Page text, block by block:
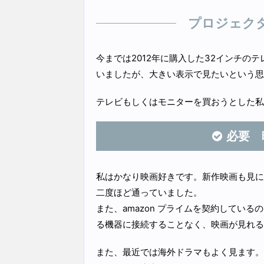
プロジェク
今までは2012年に購入した32インチの
いましたが、大きい表示で見たいという
テレビもしくはモニターを買おうとした
必要
私はかなり映画好きです。新作映画も見
二度ほど通っていました。
また、amazon プライムを契約している
る機器に接続することなく、映画が見れ
また、最近では海外ドラマもよく見ま